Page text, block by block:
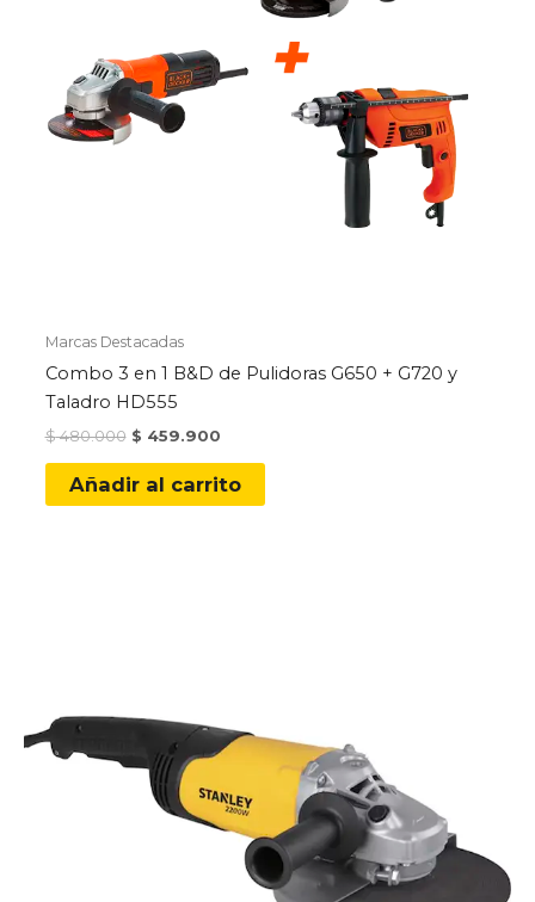
Marcas Destacadas
Combo 3 en 1 B&D de Pulidoras G650 + G720 y
Taladro HD555
$480.000 Original
was:
$ 480.000.
$ 459.900Current
is:
$ 459.900.
Añadir al carrito